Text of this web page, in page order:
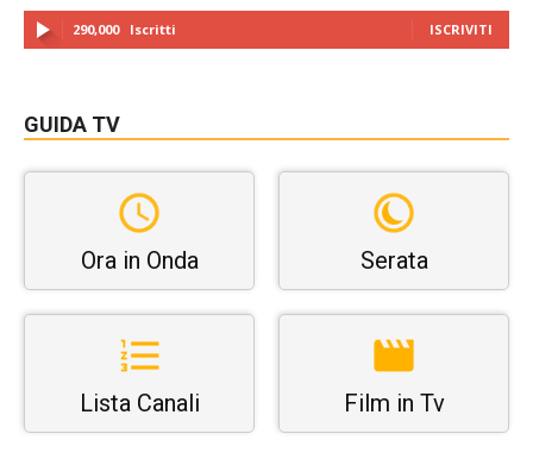
290,000 Iscritti ISCRIVITI
GUIDA TV
Ora in Onda Serata
Lista Canali Film in Tv